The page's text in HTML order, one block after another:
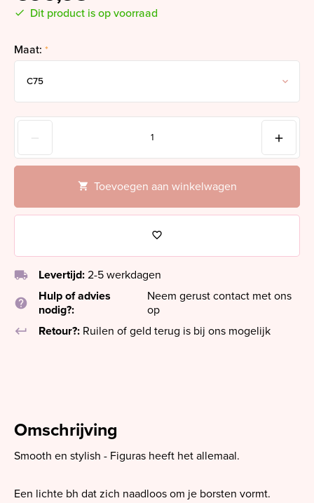
Dit product is op voorraad
Maat: *
Toevoegen aan winkelwagen
local_shipping Levertijd: 2-5 werkdagen
help
Hulp of advies
nodig?:
Neem gerust contact met ons
op
keyboard_return
Retour?: Ruilen of geld terug is bij ons mogelijk
Omschrijving
Smooth en stylish - Figuras heeft het allemaal.
Een lichte bh dat zich naadloos om je borsten vormt.